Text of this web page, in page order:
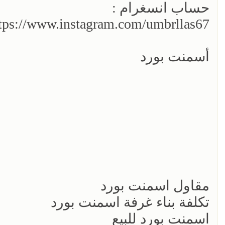
حساب انسغرام :
www.instagram.com/umbrllas67/
أسمنت بورد
مقاول اسمنت بورد
تكلفة بناء غرفة اسمنت بورد
اسمنت بورد للبيع